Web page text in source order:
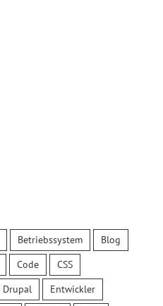
Betriebssystem
Blog
Code
CSS
Drupal
Entwickler